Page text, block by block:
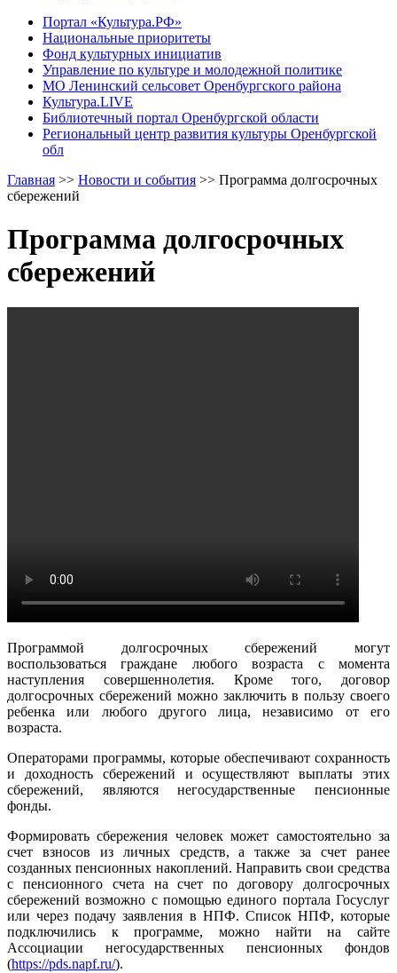
Портал «Культура.РФ»
Национальные приоритеты
Фонд культурных инициатив
Управление по культуре и молодежной политике
МО Ленинский сельсовет Оренбургского района
Культура.LIVE
Библиотечный портал Оренбургской области
Региональный центр развития культуры Оренбургской
обл
Главная >> Новости и события >> Программа долгосрочных
сбережений
Программа долгосрочных
сбережений
Программой долгосрочных сбережений могут
воспользоваться граждане любого возраста с момента
наступления совершеннолетия. Кроме того, договор
долгосрочных сбережений можно заключить в пользу своего
ребенка или любого другого лица, независимо от его
возраста.
Операторами программы, которые обеспечивают сохранность
и доходность сбережений и осуществляют выплаты этих
сбережений, являются негосударственные пенсионные
фонды.
Формировать сбережения человек может самостоятельно за
счет взносов из личных средств, а также за счет ранее
созданных пенсионных накоплений. Направить свои средства
с пенсионного счета на счет по договору долгосрочных
сбережений возможно с помощью единого портала Госуслуг
или через подачу заявления в НПФ. Список НПФ, которые
подключились к программе, можно найти на сайте
Ассоциации негосударственных пенсионных фондов
(https://pds.napf.ru/).